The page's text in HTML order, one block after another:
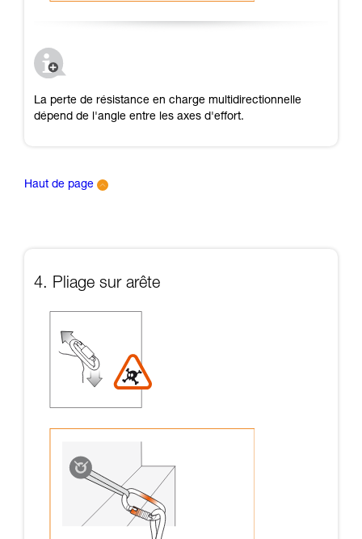
La perte de résistance en charge multidirectionnelle
dépend de l'angle entre les axes d'effort.
Haut de page
4. Pliage sur arête